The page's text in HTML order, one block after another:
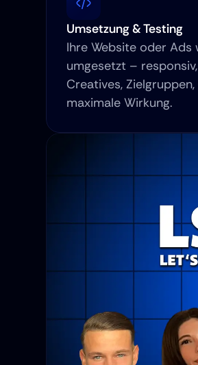
Umsetzung & Testing
Ihre Website oder
umgesetzt –
Creatives,
maximale Wirkung.